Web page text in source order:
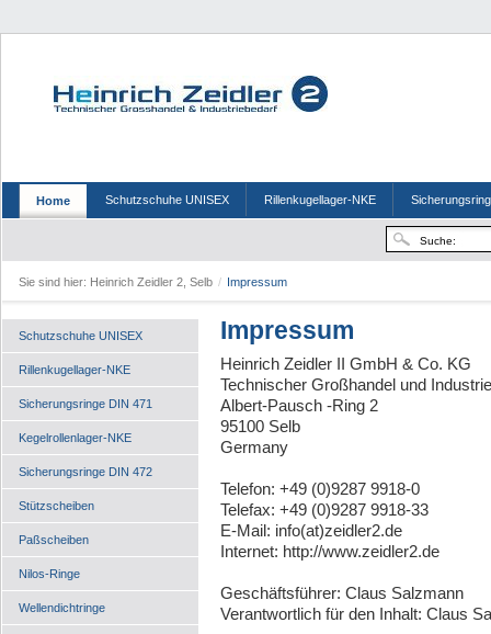
Home Schutzschuhe UNISEX Rillenkugellager-NKE
Sie sind hier: Heinrich Zeidler 2, Selb / Impressum
Schutzschuhe UNISEX
Rillenkugellager-NKE
Sicherungsringe DIN 471
Kegelrollenlager-NKE
Sicherungsringe DIN 472
Stützscheiben
Paßscheiben
Nilos-Ringe
Wellendichtringe
Impressum
Heinrich Zeidler II GmbH & Co. KG
Technischer Großhandel und
Albert-Pausch -Ring 2
95100 Selb
Germany
Telefon: +49 (0)9287 9918-0
Telefax: +49 (0)9287 9918-33
E-Mail: info(at)zeidler2.de
Internet: http://www.zeidler2.de
Geschäftsführer: Claus Salzmann
Verantwortlich für den Inhalt: Claus